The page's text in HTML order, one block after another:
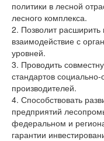
политики в лесной
лесного комплекса.
2. Позволит
взаимодействие с
уровней.
3. Проводить
стандартов социально-
производителей.
4. Способствовать
предприятий
федеральном и
гарантии